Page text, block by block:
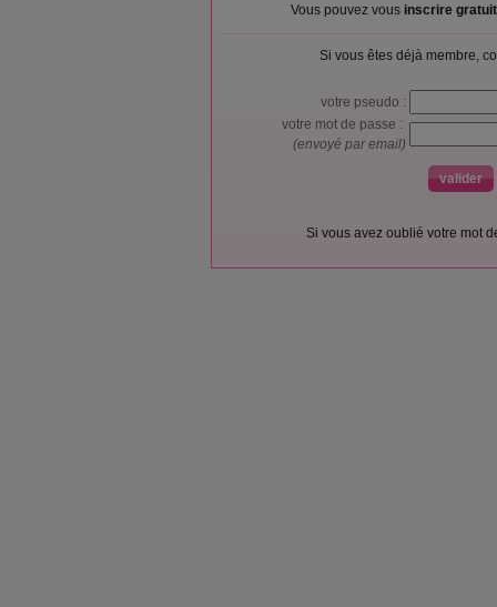
Vous pouvez vous inscrire
Si vous êtes déjà membre,
votre pseudo :
votre mot de passe :
(envoyé par email)
Si vous avez oublié votre mot